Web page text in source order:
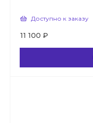
Доступно к заказу
11 100 ₽